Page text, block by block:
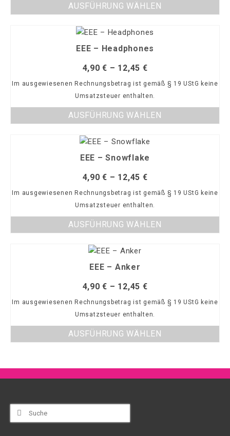
AUSFÜHRUNG WÄHLEN
EEE – Headphones
4,90€ – 12,45 €
Im ausgewiesenen Rechnungsbetrag ist gemäß § 19 UStG keine
Umsatzsteuer enthalten.
AUSFÜHRUNG WÄHLEN
EEE – Snowflake
4,90€ – 12,45 €
Im ausgewiesenen Rechnungsbetrag ist gemäß § 19 UStG keine
Umsatzsteuer enthalten.
AUSFÜHRUNG WÄHLEN
EEE – Anker
4,90€ – 12,45 €
Im ausgewiesenen Rechnungsbetrag ist gemäß § 19 UStG keine
Umsatzsteuer enthalten.
AUSFÜHRUNG WÄHLEN
Suche
nach: